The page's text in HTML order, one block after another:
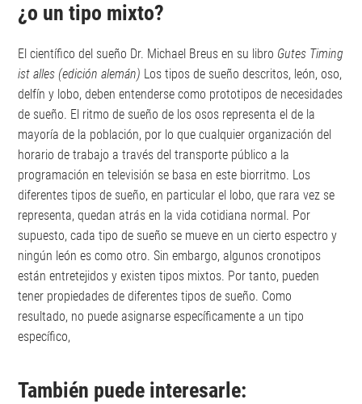
¿o un tipo mixto?
El científico del sueño Dr. Michael Breus en su libro Gutes Timing
ist alles (edición alemán) Los tipos de sueño descritos, león, oso,
delfín y lobo, deben entenderse como prototipos de necesidades
de sueño. El ritmo de sueño de los osos representa el de la
mayoría de la población, por lo que cualquier organización del
horario de trabajo a través del transporte público a la
programación en televisión se basa en este biorritmo. Los
diferentes tipos de sueño, en particular el lobo, que rara vez se
representa, quedan atrás en la vida cotidiana normal. Por
supuesto, cada tipo de sueño se mueve en un cierto espectro y
ningún león es como otro. Sin embargo, algunos cronotipos
están entretejidos y existen tipos mixtos. Por tanto, pueden
tener propiedades de diferentes tipos de sueño. Como
resultado, no puede asignarse específicamente a un tipo
específico,
También puede interesarle: